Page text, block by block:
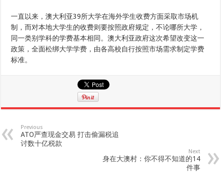
一直以来，澳大利亚39所大学在海外学生收费方面采取市场机
制，而对本地大学生的收费则要按照政府规定，不论哪所大学，
同一类别学科的学费基本相同。澳大利亚政府这次希望改变这一
政策，全面松绑大学学费，由各高校自行按照市场需求制定学费
标准。
Previous
ATO严查现金交易 打击偷漏税追
讨数十亿税款
Next
身在大澳村：你不得不知道的14
件事